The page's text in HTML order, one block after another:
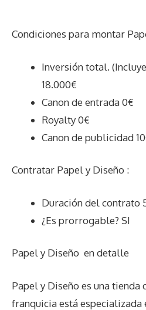
Condiciones para montar
Inversión total.
18.000€
Canon de entrada 0€
Royalty 0€
Canon de publicidad
Contratar Papel y Diseño :
Duración del contrato
¿Es prorrogable? SI
Papel y Diseño en detalle
Papel y Diseño es una tienda
franquicia está especializada